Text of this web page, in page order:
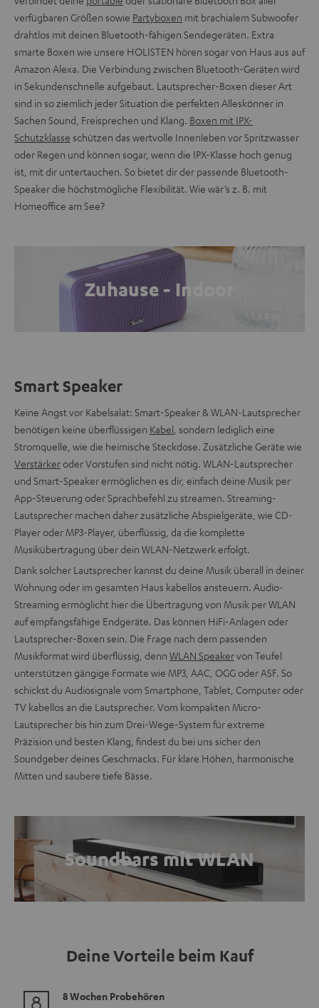
verfügbaren Größen sowie Partyboxen mit brachialem Subwoofer
drahtlos mit deinen Bluetooth-fähigen Sendegeräten. Extra
smarte Boxen wie unsere HOLISTEN hören sogar von Haus aus auf
Amazon Alexa. Die Verbindung zwischen Bluetooth-Geräten wird
in Sekundenschnelle aufgebaut. Lautsprecher-Boxen dieser Art
sind in so ziemlich jeder Situation die perfekten Alleskönner in
Sachen Sound, Freisprechen und Klang. Boxen mit IPX-
Schutzklasse schützen das wertvolle Innenleben vor Spritzwasser
oder Regen und können sogar, wenn die IPX-Klasse hoch genug
ist, mit dir untertauchen. So bietet dir der passende Bluetooth-
Speaker die höchstmögliche Flexibilität. Wie wär’s z. B. mit
Homeoffice am See?
Zuhause - Indoor
Smart Speaker
Keine Angst vor Kabelsalat: Smart-Speaker & WLAN-Lautsprecher
benötigen keine überflüssigen Kabel , sondern lediglich eine
Stromquelle, wie die heimische Steckdose. Zusätzliche Geräte wie
Verstärkeroder Vorstufen sind nicht nötig. WLAN-Lautsprecher
und Smart-Speaker ermöglichen es dir, einfach deine Musik per
App-Steuerung oder Sprachbefehl zu streamen. Streaming-
Lautsprecher machen daher zusätzliche Abspielgeräte, wie CD-
Player oder MP3-Player, überflüssig, da die komplette
Musikübertragung über dein WLAN-Netzwerk erfolgt.
Dank solcher Lautsprecher kannst du deine Musik überall in deiner
Wohnung oder im gesamten Haus kabellos ansteuern. Audio-
Streaming ermöglicht hier die Übertragung von Musik per WLAN
auf empfangsfähige Endgeräte. Das können HiFi-Anlagen oder
Lautsprecher-Boxen sein. Die Frage nach dem passenden
Musikformat wird überflüssig, denn WLAN Speakervon Teufel
unterstützen gängige Formate wie MP3, AAC, OGG oder ASF. So
schickst du Audiosignale vom Smartphone, Tablet, Computer oder
TV kabellos an die Lautsprecher. Vom kompakten Micro-
Lautsprecher bis hin zum Drei-Wege-System für extreme
Präzision und besten Klang, findest du bei uns sicher den
Soundgeber deines Geschmacks. Für klare Höhen, harmonische
Mitten und saubere tiefe Bässe.
Soundbars mit WLAN
Deine Vorteile beim Kauf
8 Wochen Probehören